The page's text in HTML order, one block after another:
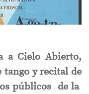
Cielo Abierto,
y recital de
públicos de la